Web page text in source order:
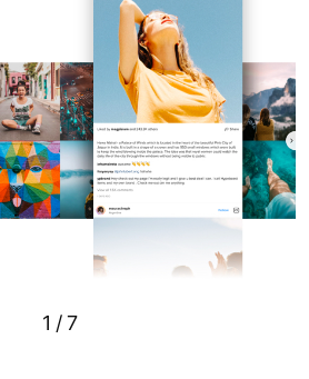
1 /7